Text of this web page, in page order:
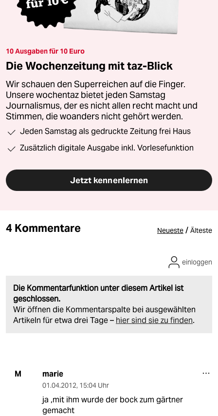
10 Ausgaben für 10 Euro
Die Wochenzeitung mit taz-Blick
Wir schauen den Superreichen auf die Finger.
Unsere wochentaz bietet jeden Samstag
Journalismus, der es nicht allen recht macht und
Stimmen, die woanders nicht gehört werden.
Jeden Samstag als gedruckte Zeitung frei Haus
Zusätzlich digitale Ausgabe inkl. Vorlesefunktion
Jetzt kennenlernen
4 Kommentare Neueste / Älteste
Die Kommentarfunktion unter diesem Artikel ist
geschlossen.
Wir öffnen die Kommentarspalte bei ausgewählten
Artikeln für etwa drei Tage – hier sind sie zu finden.
einloggen
M marie
01.04.2012, 15:04 Uhr
ja ,mit ihm wurde der bock zum gärtner
gemacht